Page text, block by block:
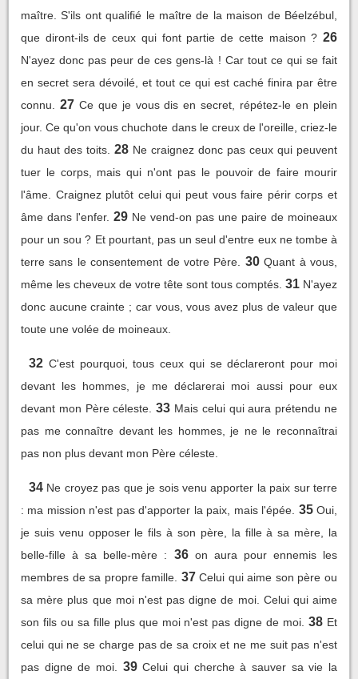
maître. S'ils ont qualifié le maître de la maison de Béelzébul,
que diront-ils de ceux qui font partie de cette maison ? 26
N'ayez donc pas peur de ces gens-là ! Car tout ce qui se fait
en secret sera dévoilé, et tout ce qui est caché finira par être
connu.
27 Ce que je vous dis en secret, répétez-le en plein
jour. Ce qu'on vous chuchote dans le creux de l'oreille, criez-le
du haut des toits. 28 Ne craignez donc pas ceux qui peuvent
tuer le corps, mais qui n'ont pas le pouvoir de faire mourir
l'âme. Craignez plutôt celui qui peut vous faire périr corps et
âme dans l'enfer. 29 Ne vend-on pas une paire de moineaux
pour un sou ? Et pourtant, pas un seul d'entre eux ne tombe à
terre sans le consentement de votre Père.
30 Quant à vous,
même les cheveux de votre tête sont tous comptés. 31 N'ayez
donc aucune crainte ; car vous, vous avez plus de valeur que
toute une volée de moineaux.
32 C'est pourquoi, tous ceux qui se déclareront pour moi
devant les hommes, je me déclarerai moi aussi pour eux
devant mon Père céleste. 33 Mais celui qui aura prétendu ne
pas me connaître devant les hommes, je ne le reconnaîtrai
pas non plus devant mon Père céleste.
34 Ne croyez pas que je sois venu apporter la paix sur terre
: ma mission n'est pas d'apporter la paix, mais l'épée. 35 Oui,
je suis venu opposer le fils à son père, la fille à sa mère, la
belle-fille à sa belle-mère :
36 on aura pour ennemis les
membres de sa propre famille. 37 Celui qui aime son père ou
sa mère plus que moi n'est pas digne de moi. Celui qui aime
son fils ou sa fille plus que moi n'est pas digne de moi. 38 Et
celui qui ne se charge pas de sa croix et ne me suit pas n'est
pas digne de moi.
39 Celui qui cherche à sauver sa vie la